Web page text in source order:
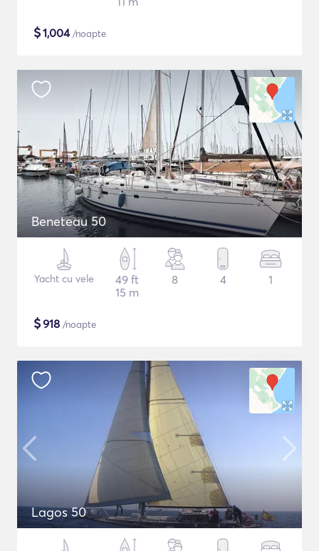
$1,004/noapte
Beneteau 50
Yacht cu vele
49 ft
15 m
8 4 1
$918 /noapte
Lagos 50